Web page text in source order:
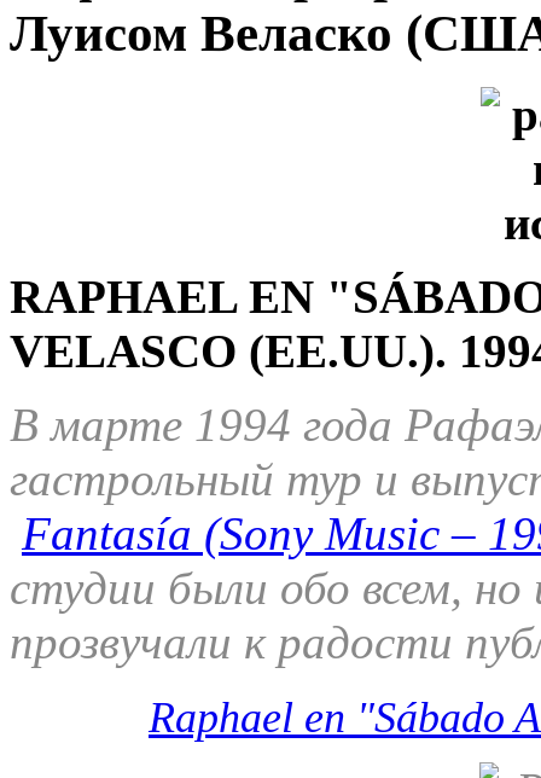
Луисом Веласко
RAPHAEL EN
VELASCO (EE.UU.).
В марте 1994 года
гастрольный тур и
Fantasía (Sony Music –
студии были обо всем, но
прозвучали к радости
Raphael en "Sábado